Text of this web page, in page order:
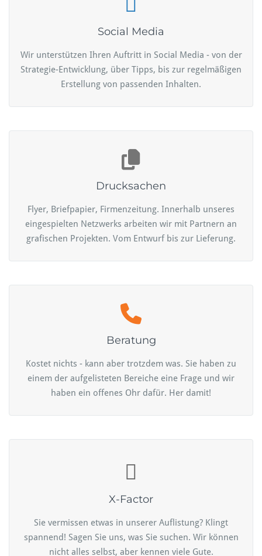
Social Media
Wir unterstützen Ihren Auftritt in Social Media - von der
Strategie-Entwicklung, über Tipps, bis zur regelmäßigen
Erstellung von passenden Inhalten.
Drucksachen
Flyer, Briefpapier, Firmenzeitung. Innerhalb unseres
eingespielten Netzwerks arbeiten wir mit Partnern an
grafischen Projekten. Vom Entwurf bis zur Lieferung.
Beratung
Kostet nichts - kann aber trotzdem was. Sie haben zu
einem der aufgelisteten Bereiche eine Frage und wir
haben ein offenes Ohr dafür. Her damit!
X-Factor
Sie vermissen etwas in unserer Auflistung? Klingt
spannend! Sagen Sie uns, was Sie suchen. Wir können
nicht alles selbst, aber kennen viele Gute.